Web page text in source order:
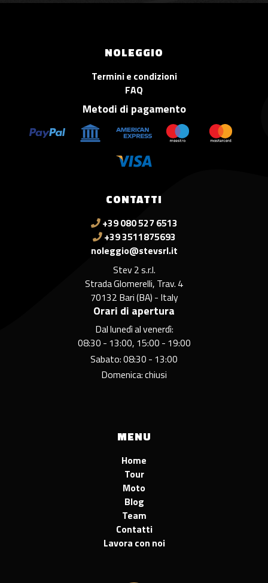
CONTATTI
+39 080 527 6513
+39 3511875693
noleggio@stevsrl.it
Stev 2 s.r.l.
Strada Glomerelli, Trav. 4
70132 Bari (BA) - Italy
Orari di apertura
Dal lunedì al venerdì:
08:30 - 13:00, 15:00 - 19:00
Sabato: 08:30 - 13:00
Domenica: chiusi
NOLEGGIO
Termini e condizioni
FAQ
Metodi di pagamento
MENU
Home
Tour
Moto
Blog
Team
Contatti
Lavora con noi